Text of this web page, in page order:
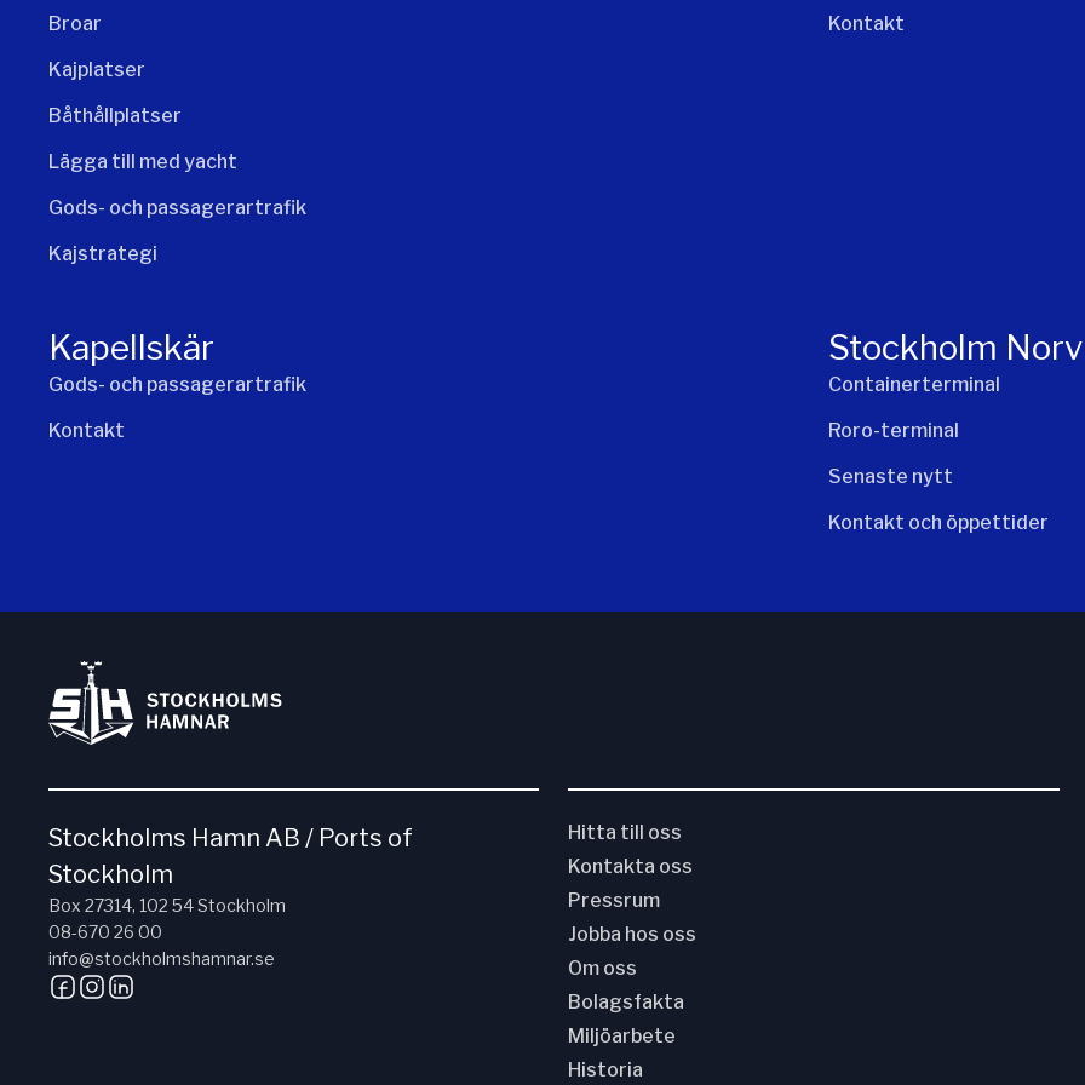
Broar
Kajplatser
Båthållplatser
Lägga till med yacht
Gods- och passagerartrafik
Kajstrategi
Kontakt
Kapellskär
Gods- och passagerartrafik
Kontakt
Stockholm
Containerterminal
Roro-terminal
Senaste nytt
Kontakt och öppettider
Stockholms Hamn AB / Ports of
Stockholm
Box 27314, 102 54 Stockholm
08-670 26 00
info@stockholmshamnar.se
Hitta till oss
Kontakta oss
Pressrum
Jobba hos oss
Om oss
Bolagsfakta
Miljöarbete
Historia